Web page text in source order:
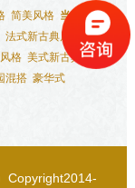
简美风格 当代
法式新古典风格
格 美式新古典风格
混搭 豪华式
Copyright2014-